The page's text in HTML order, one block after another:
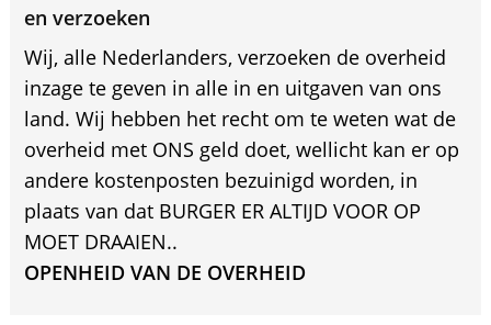
en verzoeken
Wij, alle Nederlanders, verzoeken de overheid
inzage te geven in alle in en uitgaven van ons
land. Wij hebben het recht om te weten wat de
overheid met ONS geld doet, wellicht kan er op
andere kostenposten bezuinigd worden, in
plaats van dat BURGER ER ALTIJD VOOR OP
MOET DRAAIEN..
OPENHEID VAN DE OVERHEID